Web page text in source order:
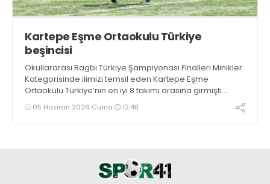
Kartepe Eşme Ortaokulu Türkiye
beşincisi
Okullararası Ragbi Türkiye Şampiyonası Finalleri Minikler
Kategorisinde ilimizi temsil eden Kartepe Eşme
Ortaokulu Türkiye’nin en iyi 8 takımı arasına girmişti.
Önce Batman'ı 5-0 ardından Tokat'ı deviren ekibimiz
Türkiye beşincisi oldu.
05 Haziran 2026 Cuma 12:48